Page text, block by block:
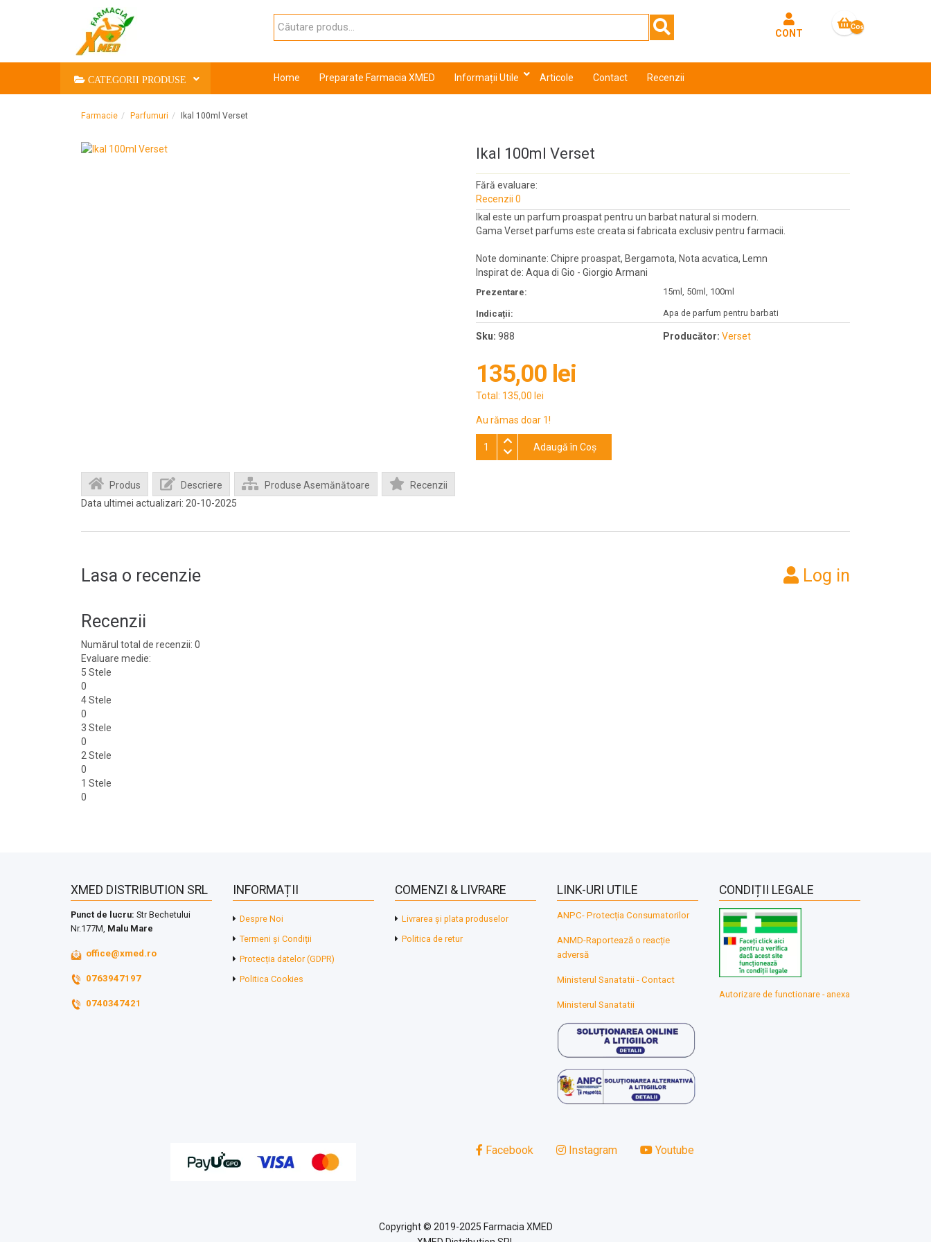
CONT
Coş
CATEGORII PRODUSE Home Preparate Farmacia XMED Informații Utile Articole Contact Recenzii
Farmacie Parfumuri Ikal 100ml Verset
Ikal 100ml Verset
Fără evaluare:
Recenzii 0
Ikal este un parfum proaspat pentru un barbat natural si modern.
Gama Verset parfums este creata si fabricata exclusiv pentru farmacii.
Note dominante: Chipre proaspat, Bergamota, Nota acvatica, Lemn
Inspirat de: Aqua di Gio - Giorgio Armani
Prezentare: 15ml, 50ml, 100ml
Indicații: Apa de parfum pentru barbati
Sku: 988 Producător: Verset
135,00 lei
Total: 135,00 lei
Au rămas doar 1!
Adaugă în Coş
Produs Descriere Produse Asemănătoare
Recenzii
Data ultimei actualizari: 20-10-2025
Lasa o recenzie Log in
Recenzii
Numărul total de recenzii: 0
Evaluare medie:
5 Stele
0
4 Stele
0
3 Stele
0
2 Stele
0
1 Stele
0
XMED DISTRIBUTION SRL
Punct de lucru: Str Bechetului
Nr.177M, Malu Mare
office@xmed.ro
0763947197
0740347421
INFORMAȚII
Despre Noi
Termeni și Condiții
Protecția datelor (GDPR)
Politica Cookies
COMENZI & LIVRARE
Livrarea și plata produselor
Politica de retur
LINK-URI UTILE
ANPC- Protecția Consumatorilor
ANMD-Raportează o reacție
adversă
Ministerul Sanatatii - Contact
Ministerul Sanatatii
CONDIȚII LEGALE
Autorizare de functionare - anexa
Facebook Instagram Youtube
Copyright © 2019-2025 Farmacia XMED